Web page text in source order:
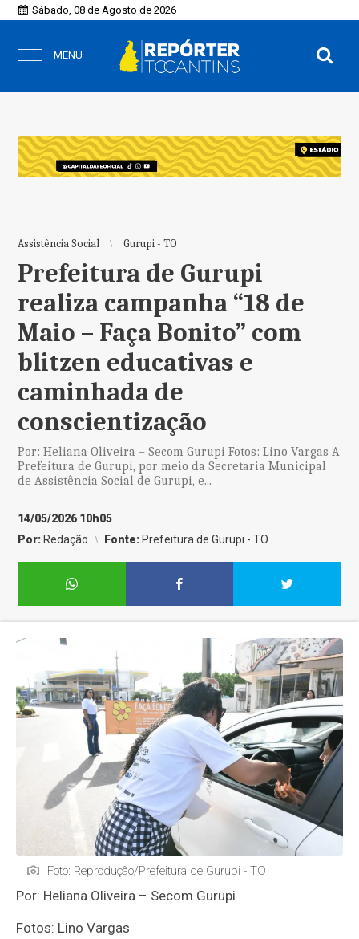
Sábado, 08 de Agosto de 2026
MENU
Assistência Social Gurupi - TO
Prefeitura de Gurupi
realiza campanha “18 de
Maio – Faça Bonito” com
blitzen educativas e
caminhada de
conscientização
Por: Heliana Oliveira – Secom Gurupi Fotos: Lino Vargas A
Prefeitura de Gurupi, por meio da Secretaria Municipal
de Assistência Social de Gurupi, e...
14/05/2026 10h05
Por: Redação Fonte: Prefeitura de Gurupi - TO
Foto: Reprodução/Prefeitura de Gurupi - TO
Por: Heliana Oliveira – Secom Gurupi
Fotos: Lino Vargas